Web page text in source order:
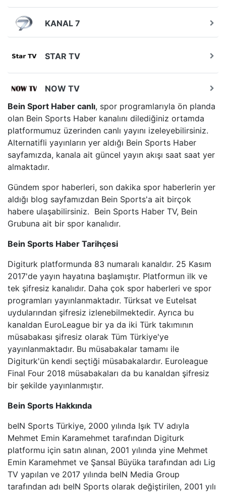
KANAL 7
STAR TV
NOW TV
BEYAZ TV
SHOW TV
A2 TV
TEVE2
TV8,5
SöZCü TV
NTV
HABER GLOBAL
HABERTüRK
HALK TV
A HABER
TRT HABER
TELE1
CNN TüRK
ULUSAL KANAL
Bein Sport Haber canlı, spor programlarıyla ön planda
olan Bein Sports Haber kanalını dilediğiniz ortamda
platformumuz üzerinden canlı yayını izeleyebilirsiniz.
Alternatifli yayınların yer aldığı Bein Sports Haber
sayfamızda, kanala ait güncel yayın akışı saat saat yer
almaktadır.
Gündem spor haberleri, son dakika spor haberlerin yer
aldığı blog sayfamızdan Bein Sports'a ait birçok
habere ulaşabilirsiniz. Bein Sports Haber TV, Bein
Grubuna ait bir spor kanalıdır.
Bein Sports Haber Tarihçesi
Digiturk platformunda 83 numaralı kanaldır. 25 Kasım
2017'de yayın hayatına başlamıştır. Platformun ilk ve
tek şifresiz kanalıdır. Daha çok spor haberleri ve spor
programları yayınlanmaktadır. Türksat ve Eutelsat
uydularından şifresiz izlenebilmektedir. Ayrıca bu
kanaldan EuroLeague bir ya da iki Türk takımının
müsabakası şifresiz olarak Tüm Türkiye'ye
yayınlanmaktadır. Bu müsabakalar tamamı ile
Digiturk'ün kendi seçtiği müsabakalardır. Euroleague
Final Four 2018 müsabakaları da bu kanaldan şifresiz
bir şekilde yayınlanmıştır.
Bein Sports Hakkında
beIN Sports Türkiye, 2000 yılında Işık TV adıyla
Mehmet Emin Karamehmet tarafından Digiturk
platformu için satın alınan, 2001 yılında yine Mehmet
Emin Karamehmet ve Şansal Büyüka tarafından adı Lig
TV yapılan ve 2017 yılında beIN Media Group
tarafından adı beIN Sports olarak değiştirilen, 2001 yılı